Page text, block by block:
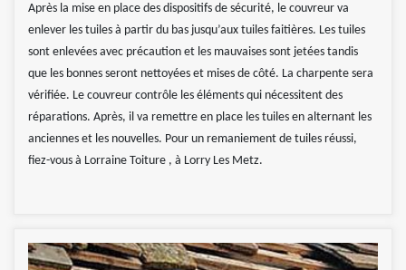
Après la mise en place des dispositifs de sécurité, le couvreur va
enlever les tuiles à partir du bas jusqu’aux tuiles faitières. Les tuiles
sont enlevées avec précaution et les mauvaises sont jetées tandis
que les bonnes seront nettoyées et mises de côté. La charpente sera
vérifiée. Le couvreur contrôle les éléments qui nécessitent des
réparations. Après, il va remettre en place les tuiles en alternant les
anciennes et les nouvelles. Pour un remaniement de tuiles réussi,
fiez-vous à Lorraine Toiture , à Lorry Les Metz.